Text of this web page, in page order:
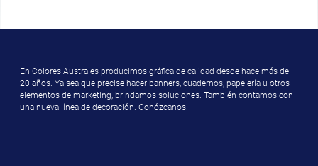
En Colores Australes producimos gráfica de calidad desde hace más de
20 años. Ya sea que precise hacer banners, cuadernos, papelería u otros
elementos de marketing, brindamos soluciones. También contamos con
una nueva línea de decoración. Conózcanos!